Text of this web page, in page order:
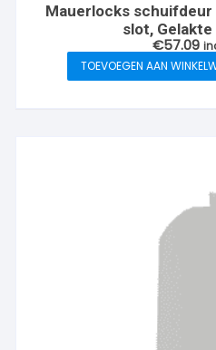
Mauerlocks
slot,
€57.09
TOEVOEGEN AAN